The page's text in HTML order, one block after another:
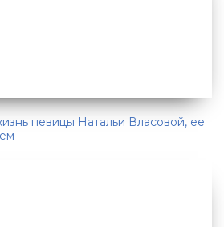
певицы Натальи Власовой, ее